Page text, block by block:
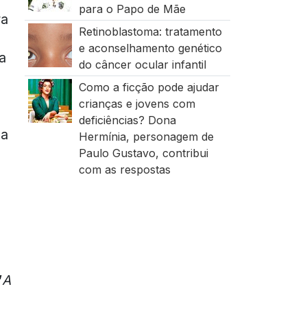
A
para o Papo de Mãe
Retinoblastoma: tratamento
e aconselhamento genético
do câncer ocular infantil
Como a ficção pode ajudar
crianças e jovens com
deficiências? Dona
Hermínia, personagem de
Paulo Gustavo, contribui
com as respostas